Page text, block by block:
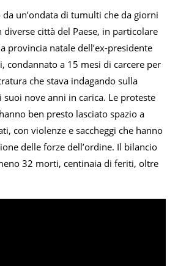
da un’ondata di tumulti che da giorni
città del Paese, in particolare
provincia natale dell’ex-presidente
condannato a 15 mesi di carcere per
che stava indagando sulla
nove anni in carica. Le proteste
ben presto lasciato spazio a
con violenze e saccheggi che hanno
delle forze dell’ordine. Il bilancio
32 morti, centinaia di feriti, oltre